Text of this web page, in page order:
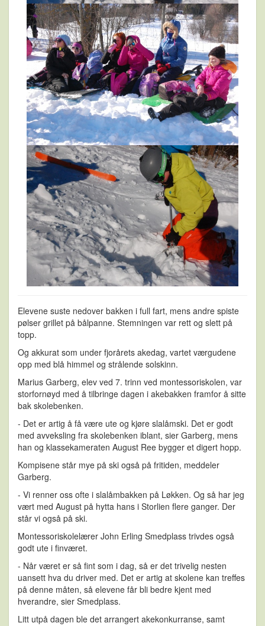
Elevene suste nedover bakken i full fart, mens andre spiste
pølser grillet på bålpanne. Stemningen var rett og slett på
topp.
Og akkurat som under fjorårets akedag, vartet værgudene
opp med blå himmel og strålende solskinn.
Marius Garberg, elev ved 7. trinn ved montessoriskolen, var
storfornøyd med å tilbringe dagen i akebakken framfor å sitte
bak skolebenken.
- Det er artig å få være ute og kjøre slalåmski. Det er godt
med avveksling fra skolebenken iblant, sier Garberg, mens
han og klassekameraten August Ree bygger et digert hopp.
Kompisene står mye på ski også på fritiden, meddeler
Garberg.
- Vi renner oss ofte i slalåmbakken på Løkken. Og så har jeg
vært med August på hytta hans i Storlien flere ganger. Der
står vi også på ski.
Montessoriskolelærer John Erling Smedplass trivdes også
godt ute i finværet.
- Når været er så fint som i dag, så er det trivelig nesten
uansett hva du driver med. Det er artig at skolene kan treffes
på denne måten, så elevene får bli bedre kjent med
hverandre, sier Smedplass.
Litt utpå dagen ble det arrangert akekonkurranse, samt